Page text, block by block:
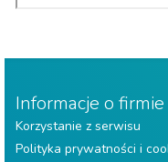
Informacje o firmie
Korzystanie z serwisu
Polityka prywatności i